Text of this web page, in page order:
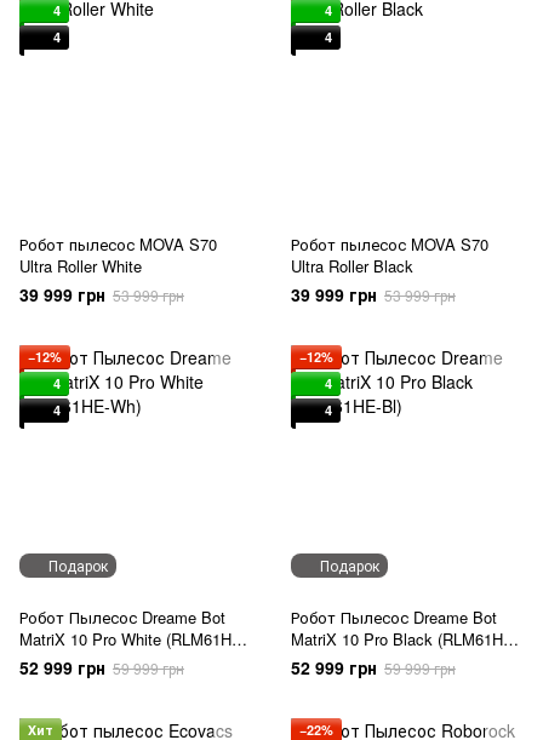
4
4
Робот пылесос MOVA S70
Ultra Roller White
39 999 грн 53 999 грн
4
4
Робот пылесос MOVA S70
Ultra Roller Black
39 999 грн 53 999 грн
Подарок
−12%
4
4
Робот Пылесос Dreame Bot
MatriX 10 Pro White (RLM61HE-
Wh)
52 999 грн 59 999 грн
Подарок
−12%
4
4
Робот Пылесос Dreame Bot
MatriX 10 Pro Black (RLM61HE-
Bl)
52 999 грн 59 999 грн
Хит
−22%